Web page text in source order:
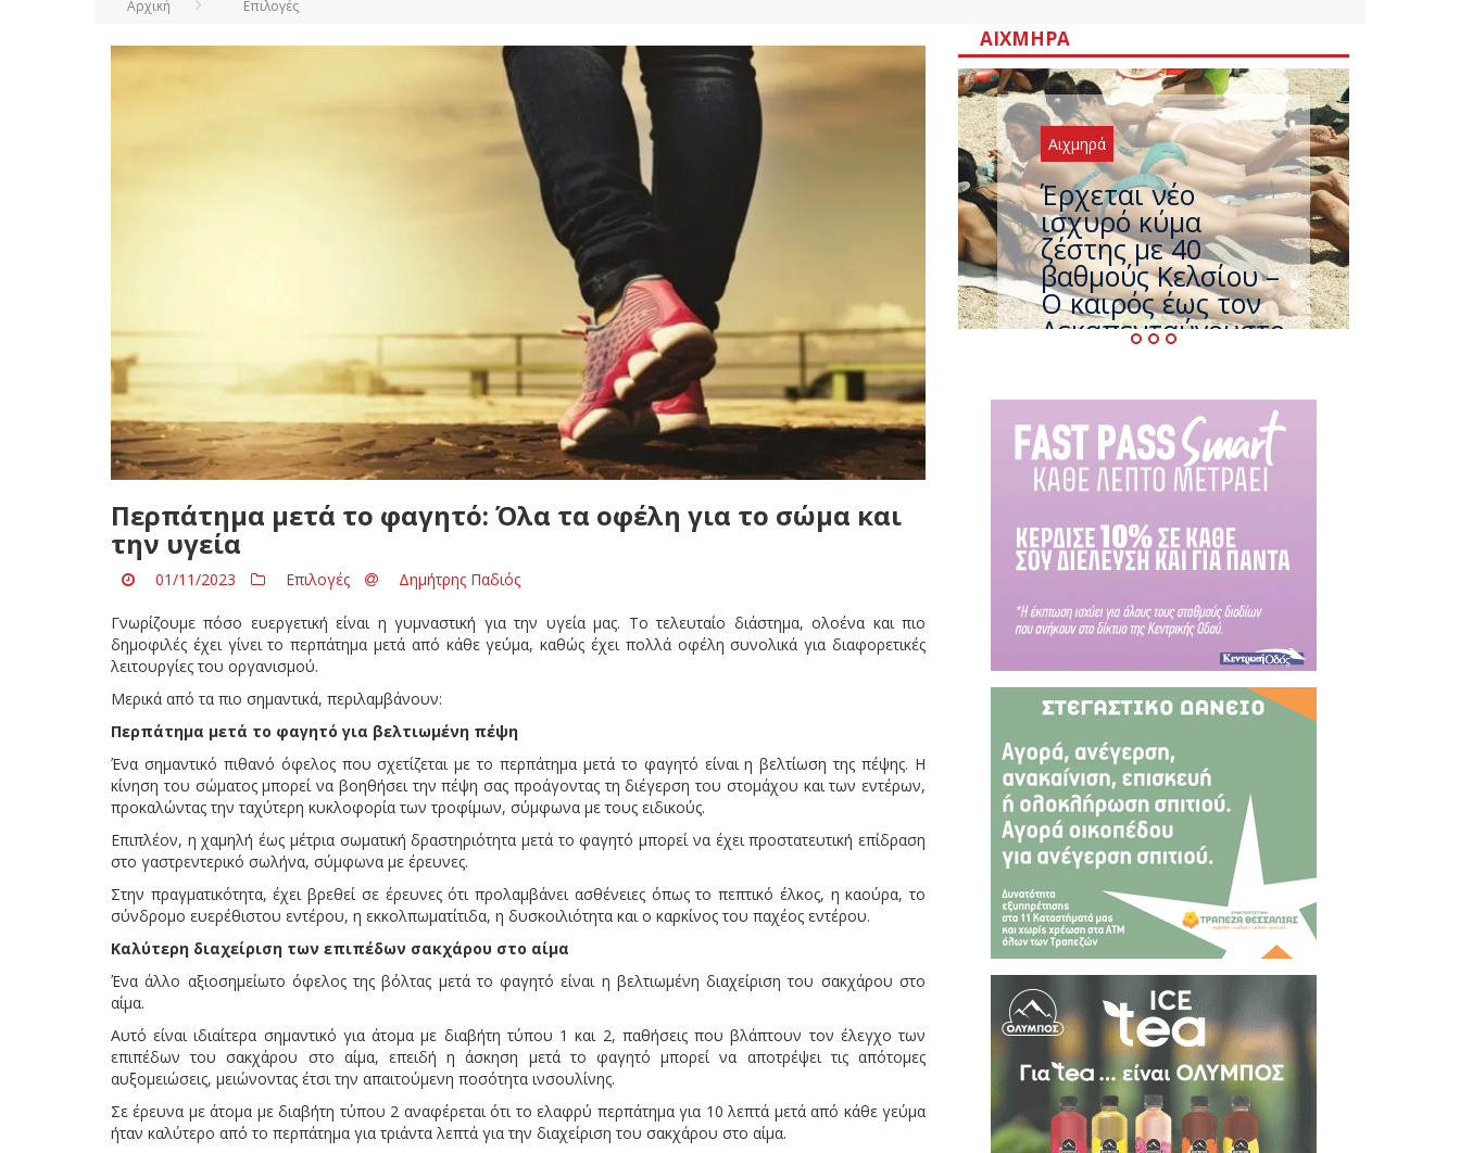
Αρχική Επιλογές
Περπάτημα μετά το φαγητό: Όλα τα οφέλη για το σώμα και
την υγεία
01/11/2023 Επιλογές Δημήτρης Παδιός
Γνωρίζουμε πόσο ευεργετική είναι η γυμναστική για την υγεία μας. Το τελευταίο διάστημα, ολοένα και πιο
δημοφιλές έχει γίνει το περπάτημα μετά από κάθε γεύμα, καθώς έχει πολλά οφέλη συνολικά για διαφορετικές
λειτουργίες του οργανισμού.
Μερικά από τα πιο σημαντικά, περιλαμβάνουν:
Περπάτημα μετά το φαγητό για βελτιωμένη πέψη
Ένα σημαντικό πιθανό όφελος που σχετίζεται με το περπάτημα μετά το φαγητό είναι η βελτίωση της πέψης. Η
κίνηση του σώματος μπορεί να βοηθήσει την πέψη σας προάγοντας τη διέγερση του στομάχου και των εντέρων,
προκαλώντας την ταχύτερη κυκλοφορία των τροφίμων, σύμφωνα με τους ειδικούς.
Επιπλέον, η χαμηλή έως μέτρια σωματική δραστηριότητα μετά το φαγητό μπορεί να έχει προστατευτική επίδραση
στο γαστρεντερικό σωλήνα, σύμφωνα με έρευνες.
Στην πραγματικότητα, έχει βρεθεί σε έρευνες ότι προλαμβάνει ασθένειες όπως το πεπτικό έλκος, η καούρα, το
σύνδρομο ευερέθιστου εντέρου, η εκκολπωματίτιδα, η δυσκοιλιότητα και ο καρκίνος του παχέος εντέρου.
Καλύτερη διαχείριση των επιπέδων σακχάρου στο αίμα
Ένα άλλο αξιοσημείωτο όφελος της βόλτας μετά το φαγητό είναι η βελτιωμένη διαχείριση του σακχάρου στο
αίμα.
Αυτό είναι ιδιαίτερα σημαντικό για άτομα με διαβήτη τύπου 1 και 2, παθήσεις που βλάπτουν τον έλεγχο των
επιπέδων του σακχάρου στο αίμα, επειδή η άσκηση μετά το φαγητό μπορεί να αποτρέψει τις απότομες
αυξομειώσεις, μειώνοντας έτσι την απαιτούμενη ποσότητα ινσουλίνης.
Σε έρευνα με άτομα με διαβήτη τύπου 2 αναφέρεται ότι το ελαφρύ περπάτημα για 10 λεπτά μετά από κάθε γεύμα
ήταν καλύτερο από το περπάτημα για τριάντα λεπτά για την διαχείριση του σακχάρου στο αίμα.
ΑΙΧΜΗΡΆ
Αιχμηρά
Άφαντος ο
Τσίπρας… την ώρα
που η χώρα
καίγεται